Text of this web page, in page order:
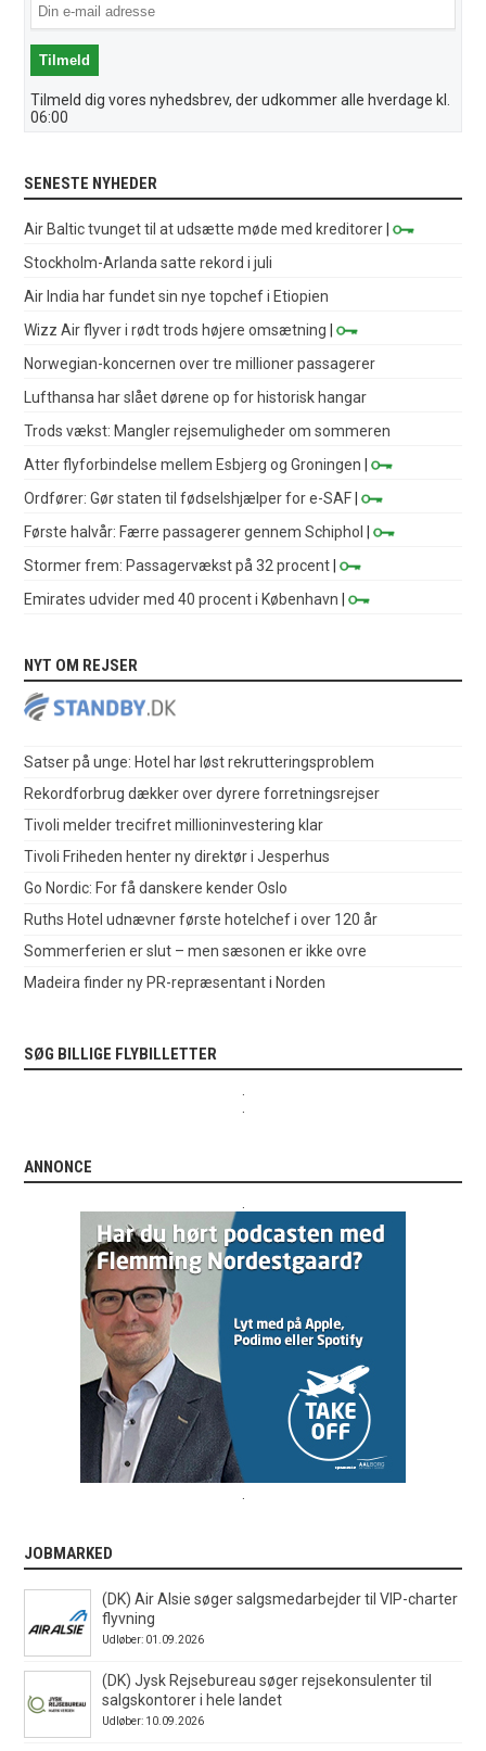
Tilmeld dig vores nyhedsbrev, der udkommer alle hverdage kl.
06:00
SENESTE NYHEDER
Air Baltic tvunget til at udsætte møde med kreditorer |
Stockholm-Arlanda satte rekord i juli
Air India har fundet sin nye topchef i Etiopien
Wizz Air flyver i rødt trods højere omsætning |
Norwegian-koncernen over tre millioner passagerer
Lufthansa har slået dørene op for historisk hangar
Trods vækst: Mangler rejsemuligheder om sommeren
Atter flyforbindelse mellem Esbjerg og Groningen |
Ordfører: Gør staten til fødselshjælper for e-SAF |
Første halvår: Færre passagerer gennem Schiphol
|
Stormer frem: Passagervækst på 32 procent |
Emirates udvider med 40 procent i København |
NYT OM REJSER
Satser på unge: Hotel har løst rekrutteringsproblem
Rekordforbrug dækker over dyrere forretningsrejser
Tivoli melder trecifret millioninvestering klar
Tivoli Friheden henter ny direktør i Jesperhus
Go Nordic: For få danskere kender Oslo
Ruths Hotel udnævner første hotelchef i over 120 år
Sommerferien er slut – men sæsonen er ikke ovre
Madeira finder ny PR-repræsentant i Norden
SØG BILLIGE FLYBILLETTER
ANNONCE
JOBMARKED
(DK) Air Alsie søger salgsmedarbejder til VIP-charter
flyvning
Udløber: 01.09.2026
(DK) Jysk Rejsebureau søger rejsekonsulenter til
salgskontorer i hele landet
Udløber: 10.09.2026